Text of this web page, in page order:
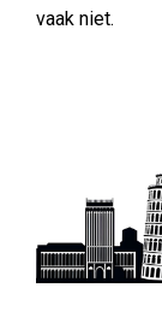
vaak niet.